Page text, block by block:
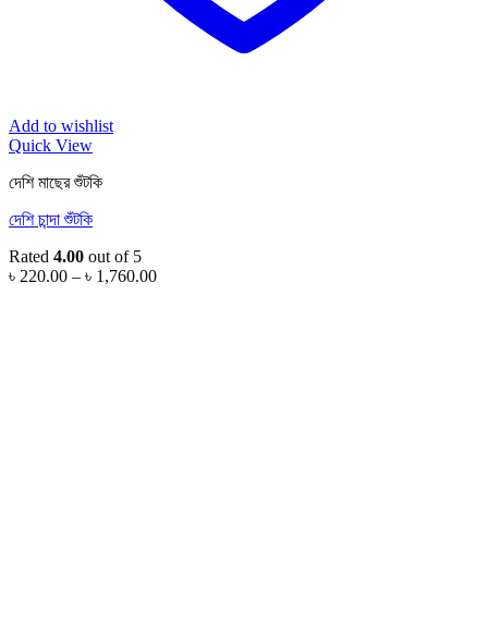
Add to wishlist
Quick View
দেশি মাছের শুঁটকি
দেশি চান্দা শুঁটকি
Rated 4.00 out of 5
৳ 220.00 – ৳ 1,760.00Price